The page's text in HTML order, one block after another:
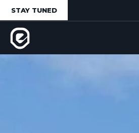
STAY TUNED